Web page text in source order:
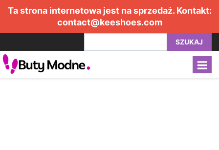
Ta strona internetowa jest na sprzedaż. Kontakt:
contact@keeshoes.com
SZUKAJ